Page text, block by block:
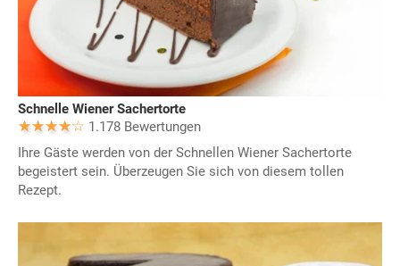
Schnelle Wiener Sachertorte
1.178 Bewertungen
Ihre Gäste werden von der Schnellen Wiener Sachertorte
begeistert sein. Überzeugen Sie sich von diesem tollen
Rezept.